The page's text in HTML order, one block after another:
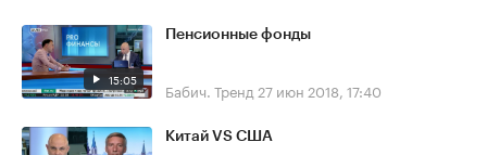
15:05
Пенсионные фонды
Бабич. Тренд 27 июн 2018, 17:40
Китай VS США